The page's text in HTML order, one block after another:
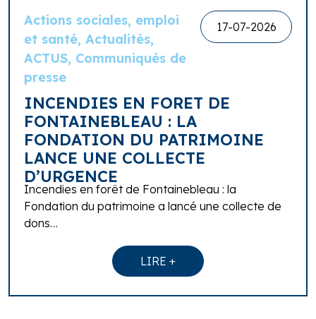
Actions sociales, emploi
et santé, Actualités,
ACTUS, Communiqués de
presse
17-07-2026
INCENDIES EN FORET DE
FONTAINEBLEAU : LA
FONDATION DU PATRIMOINE
LANCE UNE COLLECTE
D’URGENCE
Incendies en forêt de Fontainebleau : la
Fondation du patrimoine a lancé une collecte de
dons…
LIRE +